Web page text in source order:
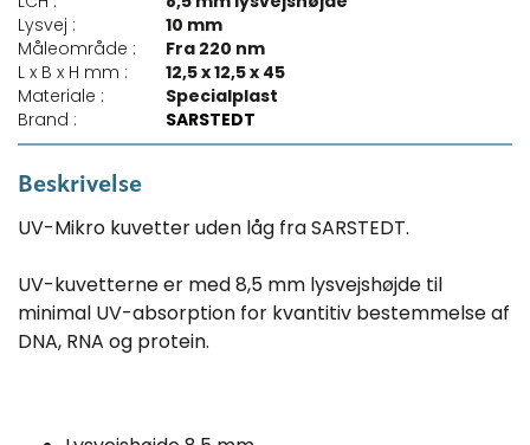
Lysvej :
10 mm
Måleområde :
Fra 220 nm
L x B x H mm :
12,5 x 12,5 x 45
Materiale :
Specialplast
Brand :
SARSTEDT
Beskrivelse
UV-Mikro kuvetter uden låg fra SARSTEDT.
UV-kuvetterne er med 8,5 mm lysvejshøjde til
minimal UV-absorption for kvantitiv bestemmelse af
DNA, RNA og protein.